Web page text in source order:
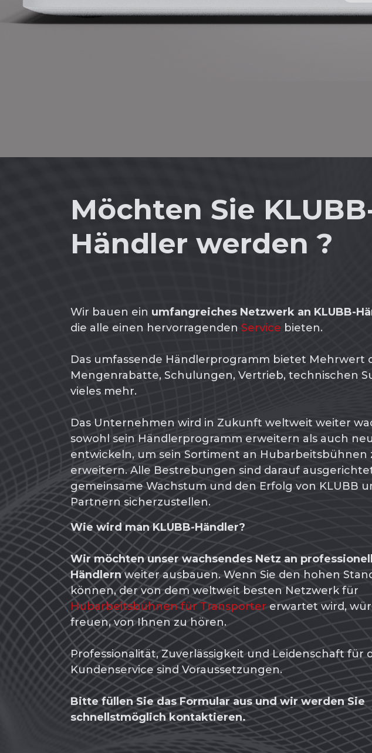
Möchten Sie
Händler werden ?
Wir bauen ein umfangreiches Netzwerk an KLUBB-
die alle einen hervorragenden Service bieten.
Das umfassende Händlerprogramm bietet Mehrwert
Mengenrabatte, Schulungen, Vertrieb, technischen
vieles mehr.
Das Unternehmen wird in Zukunft weltweit weiter
sowohl sein Händlerprogramm erweitern als auch
entwickeln, um sein Sortiment an Hubarbeitsbühnen
erweitern. Alle Bestrebungen sind darauf
gemeinsame Wachstum und den Erfolg von KLUBB
Partnern sicherzustellen.
Wie wird man KLUBB-Händler?
Wir möchten unser wachsendes Netz an
Händlernweiter ausbauen. Wenn Sie den hohen
können, der von dem weltweit besten Netzwerk für
Hubarbeitsbühnen für Transportererwartet wird,
freuen, von Ihnen zu hören.
Professionalität, Zuverlässigkeit und Leidenschaft für
Kundenservice sind Voraussetzungen.
Bitte füllen Sie das Formular aus und wir werden Sie
schnellstmöglich kontaktieren.